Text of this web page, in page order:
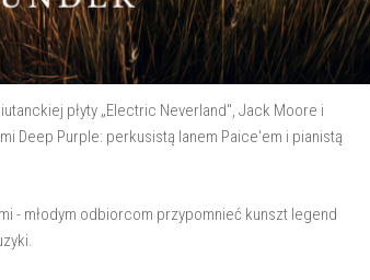
płyty „Electric Neverland", Jack Moore i
Deep Purple: perkusistą Ianem Paice'em i pianistą
- młodym odbiorcom przypomnieć kunszt legend